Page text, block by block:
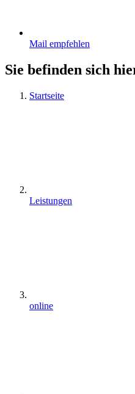
Mail empfehlen
Sie befinden sich
Startseite
Leistungen
online